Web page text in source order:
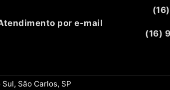
por e-mail
(16)
São Carlos, SP